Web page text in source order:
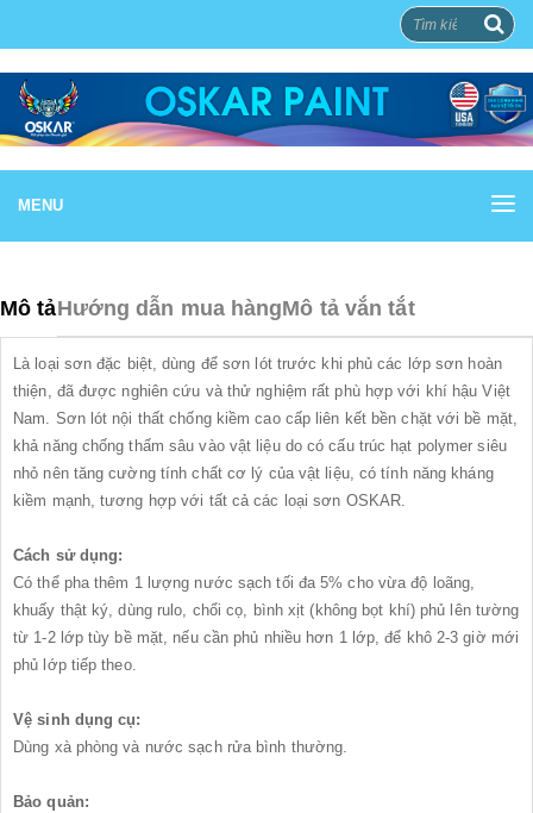
MENU
Mô tảHướng dẫn mua hàngMô tả vắn tắt
Là loại sơn đặc biệt, dùng để sơn lót trước khi phủ các lớp sơn hoàn
thiện, đã được nghiên cứu và thử nghiệm rất phù hợp với khí hậu Việt
Nam. Sơn lót nội thất chống kiềm cao cấp liên kết bền chặt với bề mặt,
khả năng chống thấm sâu vào vật liệu do có cấu trúc hạt polymer siêu
nhỏ nên tăng cường tính chất cơ lý của vật liệu, có tính năng kháng
kiềm mạnh, tương hợp với tất cả các loại sơn OSKAR.
Cách sử dụng:
Có thể pha thêm 1 lượng nước sạch tối đa 5% cho vừa độ loãng,
khuấy thật ký, dùng rulo, chổi cọ, bình xịt (không bọt khí) phủ lên tường
từ 1-2 lớp tùy bề mặt, nếu cần phủ nhiều hơn 1 lớp, để khô 2-3 giờ mới
phủ lớp tiếp theo.
Vệ sinh dụng cụ:
Dùng xà phòng và nước sạch rửa bình thường.
Bảo quản: